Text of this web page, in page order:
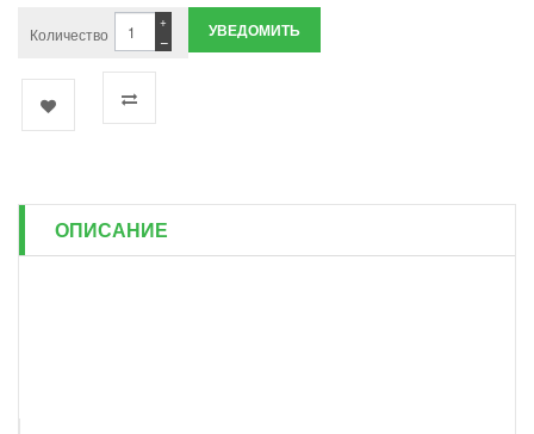
Количество −
+ УВЕДОМИТЬ
ОПИСАНИЕ